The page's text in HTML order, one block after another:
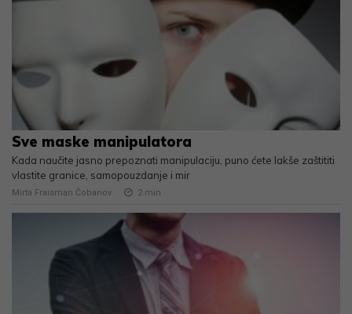
Sve maske manipulatora
Kada naučite jasno prepoznati manipulaciju, puno ćete lakše zaštititi
vlastite granice, samopouzdanje i mir
Mirta Fraisman Čobanov 2 min